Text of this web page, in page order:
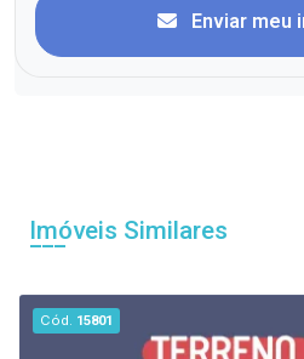
Enviar meu
Imóveis Similares
Cód. 15801